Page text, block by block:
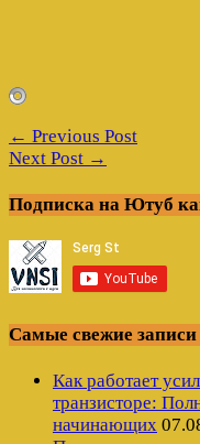
← Previous Post
Next Post →
Подписка на Ютуб
Самые свежие записи
Как работает
транзисторе:
начинающих